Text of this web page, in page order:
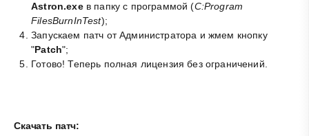
Astron.exeв папку с программой (C:Program
FilesBurnInTest);
Запускаем патч от Администратора и жмем кнопку
"Patch";
Готово! Теперь полная лицензия без ограничений.
Скачать патч: